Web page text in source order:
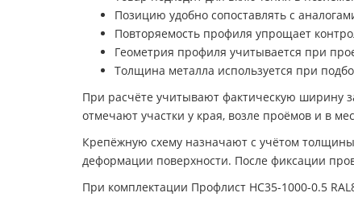
Позицию удобно сопоставлять с
Повторяемость профиля упрощает
Геометрия профиля учитывается при
Толщина металла используется при
При расчёте учитывают фактическую ширину
отмечают участки у края, возле проёмов и в
Крепёжную схему назначают с учётом
деформации поверхности. После фиксации
При комплектации Профлист НС35-1000-0.5